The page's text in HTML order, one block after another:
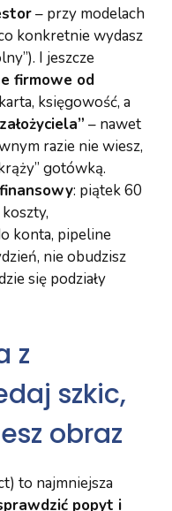
– przy modelach
konkretnie wydasz
I jeszcze
firmowe od
księgowość, a
– nawet
razie nie wiesz,
gotówką.
: piątek 60
konta, pipeline
nie obudzisz
się podziały
z
szkic,
obraz
to najmniejsza
popyt i